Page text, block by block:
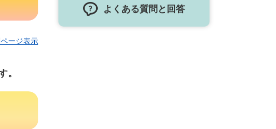
ージ表示
。
よくある質問と回答